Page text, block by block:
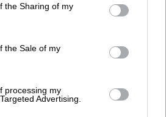
usage behaviour. You may click to
Google and its third-party tags to
specified purposes in below Google
the Sharing of my
the Sale of my
processing my
Advertising.